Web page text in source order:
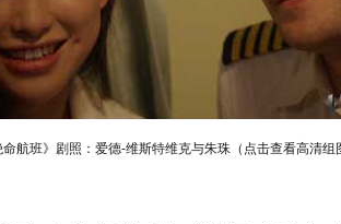
命航班》剧照：爱德-维斯特维克与朱珠（点击查看高清组